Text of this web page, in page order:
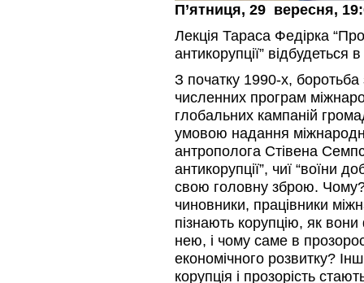
П’ятниця, 29 вересня,
Лекція Тараса Федірка
антикорупції” відбудеться
З початку 1990-х, боротьба
численних програм
глобальних кампаній
умовою надання
антрополога Стівена
антикорупції”, чиї “воїни
свою головну зброю. Чому?
чиновники, працівники
пізнають корупцію, як
нею, і чому саме в
економічного розвитку?
корупція і прозорість